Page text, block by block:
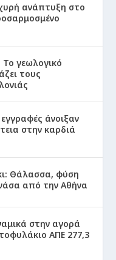
ανάπτυξη στο
γεωλογικό
τους
άνοιξαν
στην καρδιά
Θάλασσα, φύση
από την Αθήνα
στην αγορά
ΑΠΕ 277,3